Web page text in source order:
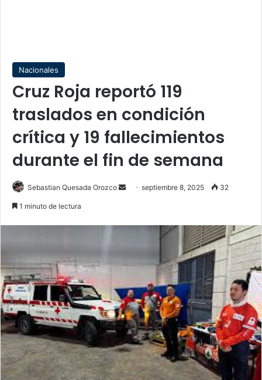
Nacionales
Cruz Roja reportó 119
traslados en condición
crítica y 19 fallecimientos
durante el fin de semana
Sebastian Quesada Orozco
Sendseptiembre 8, 2025 32
1 minuto de lectura